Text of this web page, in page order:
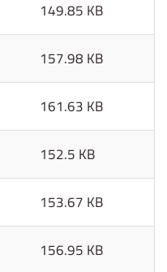
149.85 KB
157.98 KB
161.63 KB
152.5 KB
153.67 KB
156.95 KB